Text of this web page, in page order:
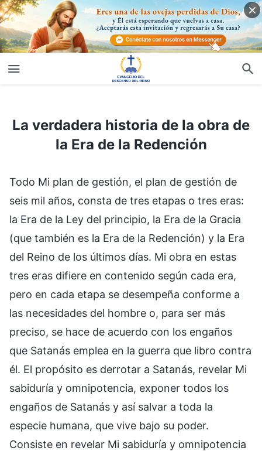
La verdadera historia de la obra de
la Era de la Redención
Todo Mi plan de gestión, el plan de gestión de
seis mil años, consta de tres etapas o tres eras:
la Era de la Ley del principio, la Era de la Gracia
(que también es la Era de la Redención) y la Era
del Reino de los últimos días. Mi obra en estas
tres eras difiere en contenido según cada era,
pero en cada etapa se desempeña conforme a
las necesidades del hombre o, para ser más
preciso, se hace de acuerdo con los engaños
que Satanás emplea en la guerra que libro contra
él. El propósito es derrotar a Satanás, revelar Mi
sabiduría y omnipotencia, exponer todos los
engaños de Satanás y así salvar a toda la
especie humana, que vive bajo su poder.
Consiste en revelar Mi sabiduría y omnipotencia